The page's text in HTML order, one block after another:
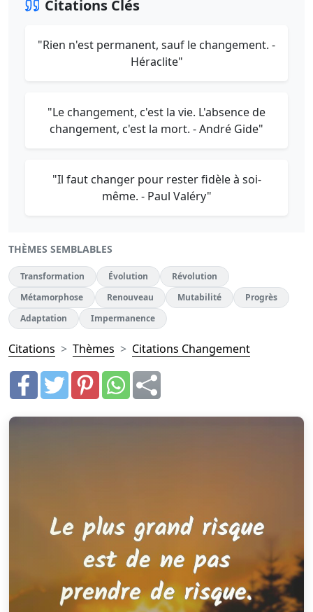
Citations Clés
"Rien n'est permanent, sauf le changement. -
Héraclite"
"Le changement, c'est la vie. L'absence de
changement, c'est la mort. - André Gide"
"Il faut changer pour rester fidèle à soi-
même. - Paul Valéry"
THÈMES SEMBLABLES
Transformation Évolution
Révolution
Métamorphose
Renouveau Mutabilité
Progrès
Adaptation
Impermanence
Citations Thèmes Citations Changement